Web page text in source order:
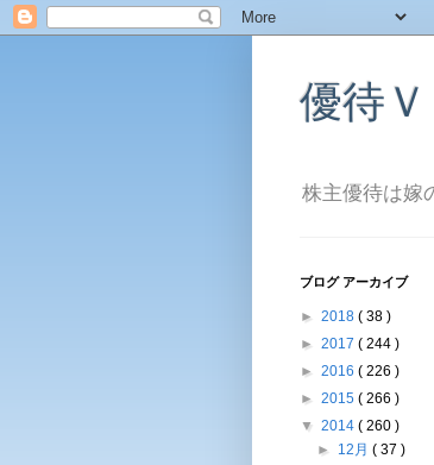
優待Ｖ
株主優待は嫁
ブログ アーカイブ
► 2018 ( 38 )
► 2017 ( 244 )
► 2016 ( 226 )
► 2015 ( 266 )
▼ 2014 ( 260 )
► 12月( 37 )